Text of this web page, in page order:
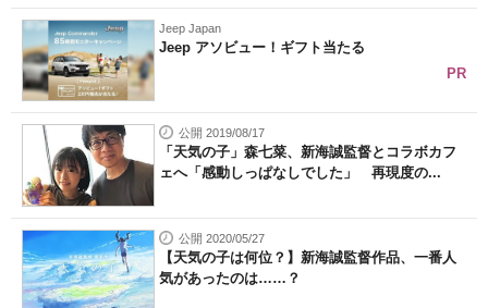
Jeep Japan
Jeep アソビュー！ギフト当たる
PR
公開 2019/08/17
「天気の子」森七菜、新海誠監督とコラボカフ
ェへ「感動しっぱなしでした」 再現度の...
公開 2020/05/27
【天気の子は何位？】新海誠監督作品、一番人
気があったのは……？